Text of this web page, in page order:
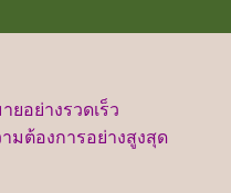
ยอย่างรวดเร็ว
มต้องการอย่างสูงสุด